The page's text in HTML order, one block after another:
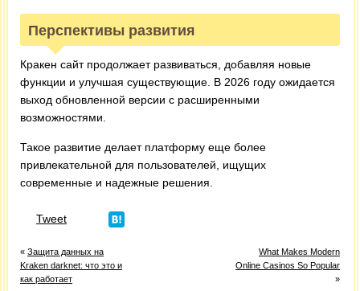
Перспективы развития
Кракен сайт продолжает развиваться, добавляя новые
функции и улучшая существующие. В 2026 году ожидается
выход обновленной версии с расширенными
возможностями.
Такое развитие делает платформу еще более
привлекательной для пользователей, ищущих
современные и надежные решения.
Tweet
« Защита данных на
Kraken darknet: что это и
как работает
What Makes Modern
Online Casinos So Popular
»